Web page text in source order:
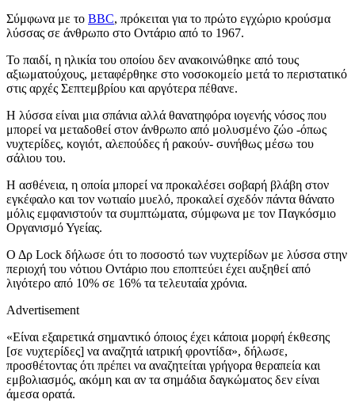
Σύμφωνα με το BBC, πρόκειται για το πρώτο εγχώριο κρούσμα
λύσσας σε άνθρωπο στο Οντάριο από το 1967.
Το παιδί, η ηλικία του οποίου δεν ανακοινώθηκε από τους
αξιωματούχους, μεταφέρθηκε στο νοσοκομείο μετά το περιστατικό
στις αρχές Σεπτεμβρίου και αργότερα πέθανε.
Η λύσσα είναι μια σπάνια αλλά θανατηφόρα ιογενής νόσος που
μπορεί να μεταδοθεί στον άνθρωπο από μολυσμένο ζώο -όπως
νυχτερίδες, κογιότ, αλεπούδες ή ρακούν- συνήθως μέσω του
σάλιου του.
Η ασθένεια, η οποία μπορεί να προκαλέσει σοβαρή βλάβη στον
εγκέφαλο και τον νωτιαίο μυελό, προκαλεί σχεδόν πάντα θάνατο
μόλις εμφανιστούν τα συμπτώματα, σύμφωνα με τον Παγκόσμιο
Οργανισμό Υγείας.
Ο Δρ Lock δήλωσε ότι το ποσοστό των νυχτερίδων με λύσσα στην
περιοχή του νότιου Οντάριο που εποπτεύει έχει αυξηθεί από
λιγότερο από 10% σε 16% τα τελευταία χρόνια.
Advertisement
«Είναι εξαιρετικά σημαντικό όποιος έχει κάποια μορφή έκθεσης
[σε νυχτερίδες] να αναζητά ιατρική φροντίδα», δήλωσε,
προσθέτοντας ότι πρέπει να αναζητείται γρήγορα θεραπεία και
εμβολιασμός, ακόμη και αν τα σημάδια δαγκώματος δεν είναι
άμεσα ορατά.